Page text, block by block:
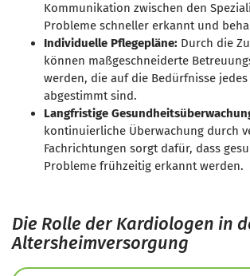
Kommunikation zwischen den
Probleme schneller erkannt und
Individuelle Pflegepläne: Durch die
können maßgeschneiderte
werden, die auf die Bedürfnisse
abgestimmt sind.
Langfristige
kontinuierliche Überwachung durch
Fachrichtungen sorgt dafür, dass
Probleme frühzeitig erkannt werden.
Die Rolle der Kardiologen in
Altersheimversorgung